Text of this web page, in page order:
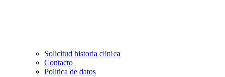
Solicitud historia clinica
Contacto
Politica de datos